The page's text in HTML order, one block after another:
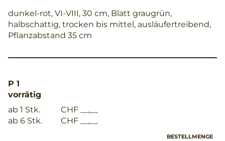
dunkel-rot, VI-VIII, 30 cm, Blatt graugrün,
halbschattig, trocken bis mittel, ausläufertreibend,
Pflanzabstand 35 cm
P 1
vorrätig
ab 1 Stk.
CHF __,__
ab 6 Stk.
CHF __,__
BESTELLMENGE